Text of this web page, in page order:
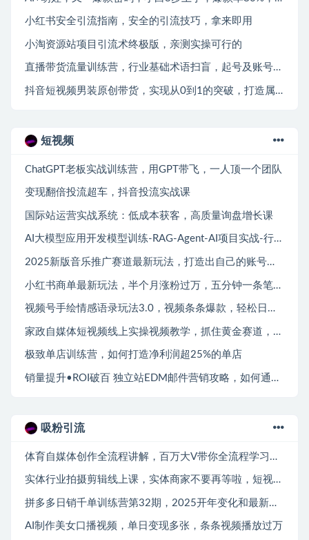
小红书安全引流指南，安全的引流技巧，拿来即用
小淘资源站项目引流术终极版，亲测实操可行的
直播带货流量训练营，行业基础术语扫盲，起号及账号破层级，运营型人设主播提升实战
抖音短视频男装原创带货，实现从0到1的突破，打造属于自己的爆款账号
短视频
ChatGPT老板实战训练营，用GPT带飞，一人顶一个团队
变现翻倍投流超车，抖音投流实战课
国际站运营实战系统：低成本获客，高质量询盘增长课
AI大模型应用开发​模型训练-RAG-Agent-AI项目实战-行业落地课
2025新版音乐推广赛道最新玩法，打造出自己的账号风格
小红书商单最新玩法，半个月涨粉过万，五分钟一条笔记，月入7000+
视频号手绘情感语录玩法3.0，视频条条爆款，轻松日入3张
家政自媒体短视频线上实操视频教学，抓住黄金赛道，抢先领跑!
极致单店训练营，如何打造净利润超25%的单店
销量提升•ROI破百 独立站EDM邮件营销攻略，如何通过邮件营销每年获得100万美金销售额!
吸粉引流
体育自媒体创作全流程讲解，百万大V带你全流程学习体育自媒体短视频文案创作、视频制作和账号运营
实体行业拍摄剪辑线上课，实体商家不要再等啦，短视频拍起来
拼多多日销千单训练营第32期，2025开年变化和最新玩法
AI制作美女口播视频，单日变现多张，条条视频播放过万